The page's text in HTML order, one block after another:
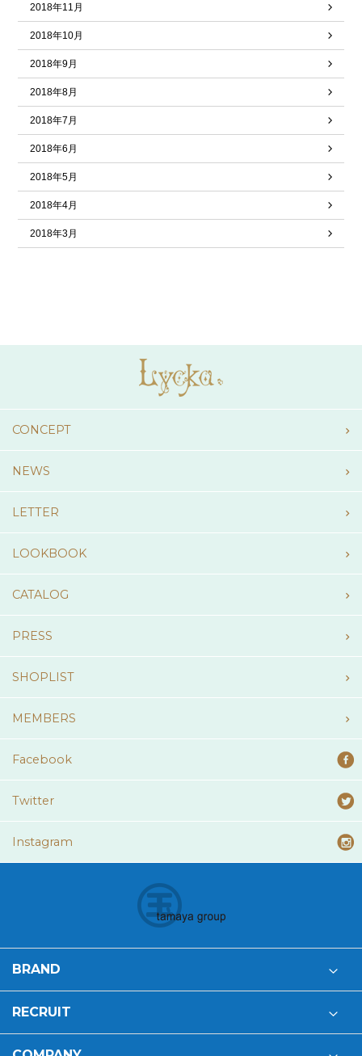
2018年11月
2018年10月
2018年9月
2018年8月
2018年7月
2018年6月
2018年5月
2018年4月
2018年3月
CONCEPT
NEWS
LETTER
LOOKBOOK
CATALOG
PRESS
SHOPLIST
MEMBERS
Facebook
Twitter
Instagram
BRAND
RECRUIT